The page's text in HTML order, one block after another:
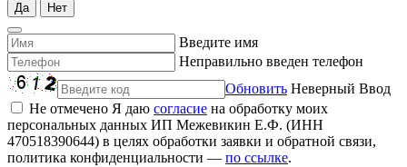
Да Нет
Введите имя
Неправильно введен телефон
Обновить Неверный Ввод
Не отмечено Я даю согласие на обработку моих
персональных данных ИП Межевикин Е.Ф. (ИНН
470518390644) в целях обработки заявки и обратной связи,
политика конфиденциальности — по ссылке.